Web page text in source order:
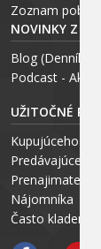
Zoznam
NOVINKY Z
Blog (Denník N
Podcast - Ako
UŽITOČNÉ
Kupujúceho
Predávajúceho
Prenajimateľa
Nájomníka
Často kladené